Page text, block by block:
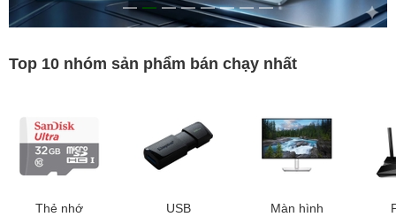
Top 10 nhóm sản phẩm bán chạy nhất
Thẻ nhớ USB Màn hình